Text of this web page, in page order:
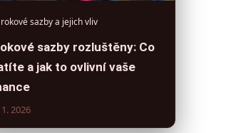
sazby a jejich vliv
sazby rozluštěny: Co
a jak to ovlivní vaše
2026